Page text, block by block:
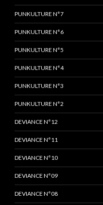
PUNKULTURE N°7
PUNKULTURE N°6
PUNKULTURE N°5
PUNKULTURE N°4
PUNKULTURE N°3
PUNKULTURE N°2
DEVIANCE N°12
DEVIANCE N°11
DEVIANCE N°10
DEVIANCE N°09
DEVIANCE N°08